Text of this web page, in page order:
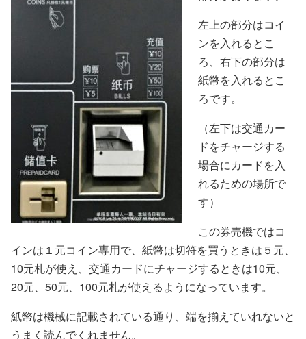
左上の部分はコイ
ンを入れるとこ
ろ、右下の部分は
紙幣を入れるとこ
ろです。
（左下は交通カー
ドをチャージする
場合にカードを入
れるための場所で
す）
この券売機ではコ
インは１元コイン専用で、紙幣は切符を買うときは５元、
10元札が使え、交通カードにチャージするときは10元、
20元、50元、100元札が使えるようになっています。
紙幣は機械に記載されている通り、端を揃えていれないと
うまく読んでくれません。